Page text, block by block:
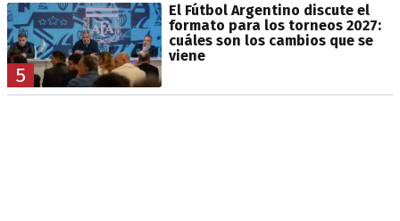
5
El Fútbol Argentino discute el
formato para los torneos 2027:
cuáles son los cambios que se
viene